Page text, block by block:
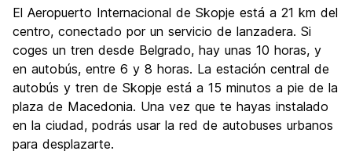
El Aeropuerto Internacional de Skopje está a 21 km del
centro, conectado por un servicio de lanzadera. Si
coges un tren desde Belgrado, hay unas 10 horas, y
en autobús, entre 6 y 8 horas. La estación central de
autobús y tren de Skopje está a 15 minutos a pie de la
plaza de Macedonia. Una vez que te hayas instalado
en la ciudad, podrás usar la red de autobuses urbanos
para desplazarte.